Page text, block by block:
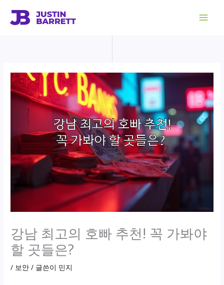
강남 최고의 호빠 추천! 꼭 가봐야
할 곳들은?
/ 보안 / 글쓴이 민지